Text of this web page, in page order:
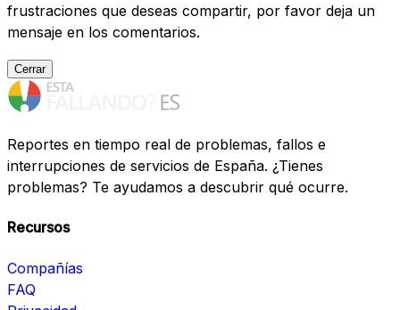
frustraciones que deseas compartir, por favor deja un
mensaje en los comentarios.
Cerrar
Reportes en tiempo real de problemas, fallos e
interrupciones de servicios de España. ¿Tienes
problemas? Te ayudamos a descubrir qué ocurre.
Recursos
Compañías
FAQ